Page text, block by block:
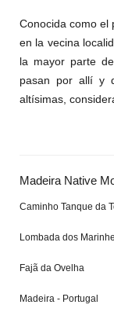
Conocida como el
en la vecina
la mayor parte
pasan por allí y
altísimas,
Madeira Native
Caminho Tanque da
Lombada dos
Fajã da Ovelha
Madeira - Portugal